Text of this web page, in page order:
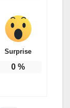
Surprise
0 %